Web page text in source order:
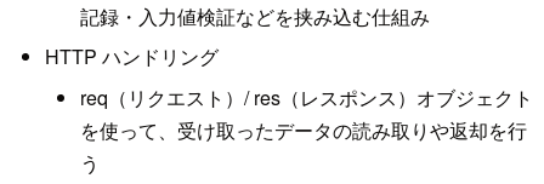
記録・入力値検証などを挟み込む仕組み
HTTP ハンドリング
req（リクエスト）/ res（レスポンス）オブジェクト
を使って、受け取ったデータの読み取りや返却を行
う